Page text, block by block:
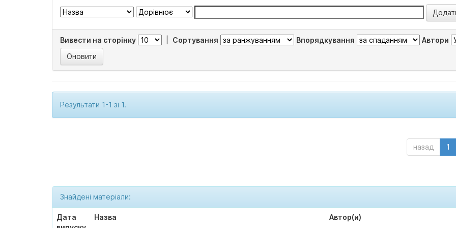
Вивести на сторінку Сортування Впорядкування Автори
Результати 1-1 зі 1.
назад 1
Знайдені матеріали:
Дата
Назва Автор(и)